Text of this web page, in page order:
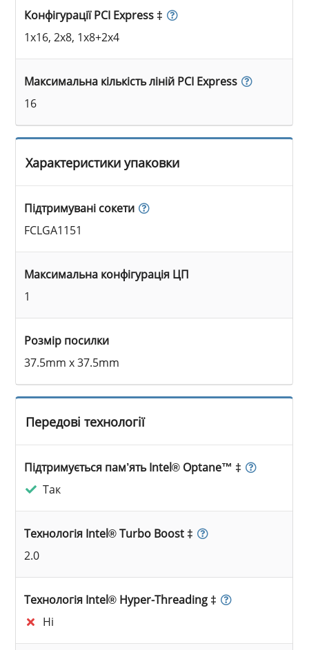
Конфігурації PCI Express ‡
1x16, 2x8, 1x8+2x4
Максимальна кількість ліній PCI Express
16
Характеристики упаковки
Підтримувані сокети
FCLGA1151
Максимальна конфігурація ЦП
1
Розмір посилки
37.5mm x 37.5mm
Передові технології
Підтримується пам’ять Intel® Optane™ ‡
Так
Технологія Intel® Turbo Boost ‡
2.0
Технологія Intel® Hyper-Threading ‡
Ні